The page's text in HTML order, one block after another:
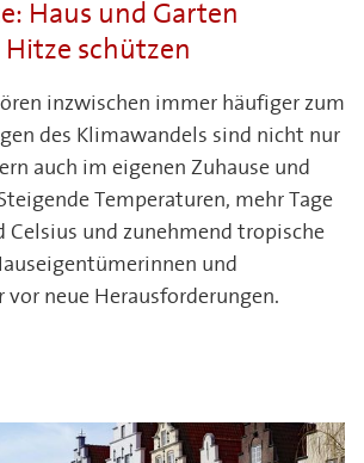
Haus und Garten
schützen
inzwischen immer häufiger zum
des Klimawandels sind nicht nur
auch im eigenen Zuhause und
Temperaturen, mehr Tage
Celsius und zunehmend tropische
und
vor neue Herausforderungen.